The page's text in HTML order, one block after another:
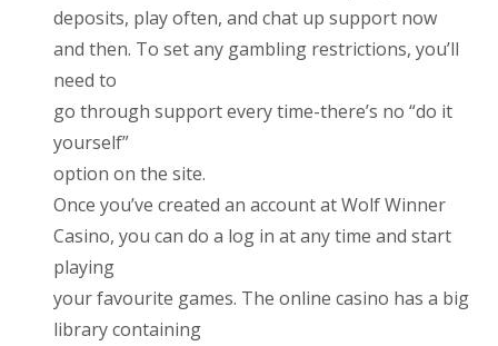
deposits, play often, and chat up support now
and then. To set any gambling restrictions, you’ll
need to
go through support every time-there’s no “do it
yourself”
option on the site.
Once you’ve created an account at Wolf Winner
Casino, you can do a log in at any time and start
playing
your favourite games. The online casino has a big
library containing